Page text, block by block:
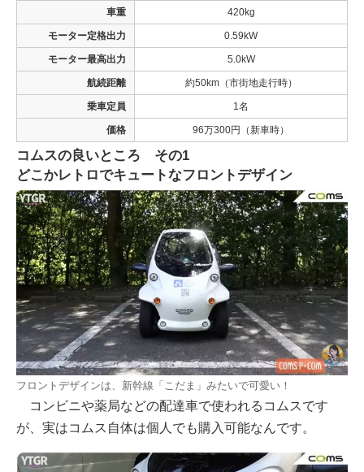
車重 420kg
モーター定格出力 0.59kW
モーター最高出力 5.0kW
航続距離 約50km（市街地走行時）
乗車定員 1名
価格 96万300円（新車時）
コムスの良いところ その1
どこかレトロでキュートなフロントデザイン
フロントデザインは、新幹線「こだま」みたいで可愛い！
コンビニや薬局などの配達車で使われるコムスです
が、実はコムス自体は個人でも購入可能なんです。